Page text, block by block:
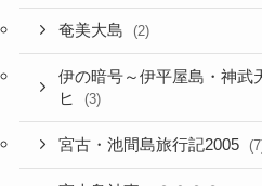
奄美大島 (2)
伊の暗号～伊平屋島・神武
ヒ
(3)
宮古・池間島旅行記2005